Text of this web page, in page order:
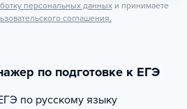
персональных данных и принимаете
соглашения.
по подготовке к ЕГЭ
по русскому языку